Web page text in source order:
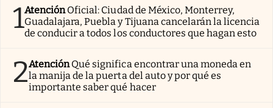
1AtenciónOficial: Ciudad de México, Monterrey,
Guadalajara, Puebla y Tijuana cancelarán la licencia
de conducir a todos los conductores que hagan esto
2AtenciónQué significa encontrar una moneda en
la manija de la puerta del auto y por qué es
importante saber qué hacer